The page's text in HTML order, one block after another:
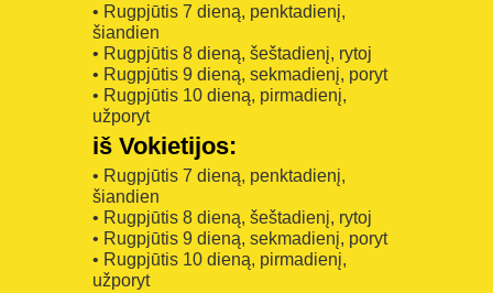
• Rugpjūtis 7 dieną, penktadienį,
šiandien
• Rugpjūtis 8 dieną, šeštadienį, rytoj
• Rugpjūtis 9 dieną, sekmadienį, poryt
• Rugpjūtis 10 dieną, pirmadienį,
užporyt
iš Vokietijos:
• Rugpjūtis 7 dieną, penktadienį,
šiandien
• Rugpjūtis 8 dieną, šeštadienį, rytoj
• Rugpjūtis 9 dieną, sekmadienį, poryt
• Rugpjūtis 10 dieną, pirmadienį,
užporyt